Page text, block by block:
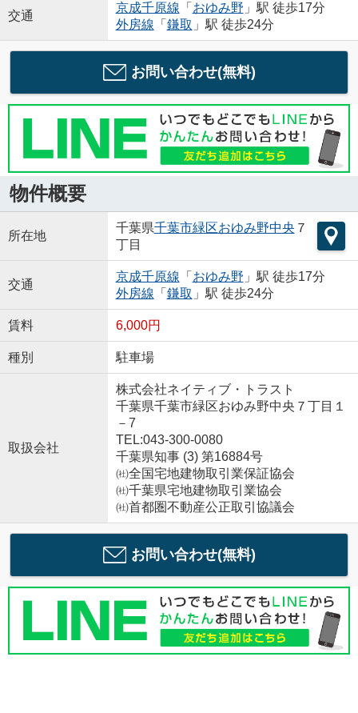
交通
京成千原線 「 おゆみ野 」駅 徒歩17分
外房線 「 鎌取 」駅 徒歩24分
お問い合わせ(無料)
物件概要
所在地
千葉県千葉市緑区おゆみ野中央 ７
丁目
交通
京成千原線 「 おゆみ野 」駅 徒歩17分
外房線 「 鎌取 」駅 徒歩24分
賃料 6,000円
種別 駐車場
取扱会社
株式会社ネイティブ・トラスト
千葉県千葉市緑区おゆみ野中央７丁目１
－7
TEL:043-300-0080
千葉県知事 (3) 第16884号
㈳全国宅地建物取引業保証協会
㈳千葉県宅地建物取引業協会
㈳首都圏不動産公正取引協議会
お問い合わせ(無料)